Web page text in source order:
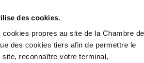
des cookies.
propres au site de la Chambre de
des cookies tiers afin de permettre le
reconnaître votre terminal,
circulaires
des systèmes à responsabilité